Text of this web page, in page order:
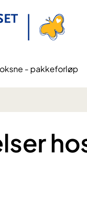
- pakkeforløp